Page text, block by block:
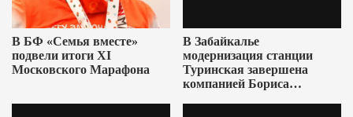
В БФ «Семья вместе»
подвели итоги XI
Московского Марафона
В Забайкалье
модернизация станции
Туринская завершена
компанией Бориса